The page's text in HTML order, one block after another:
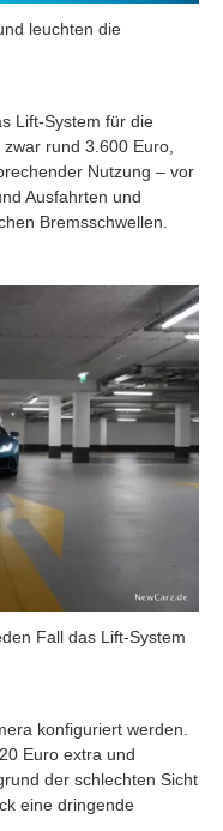
leuchten die
Lift-System für die
rund 3.600 Euro,
Nutzung – vor
Ausfahrten und
Bremsschwellen.
Fall das Lift-System
konfiguriert werden.
Euro extra und
der schlechten Sicht
eine dringende